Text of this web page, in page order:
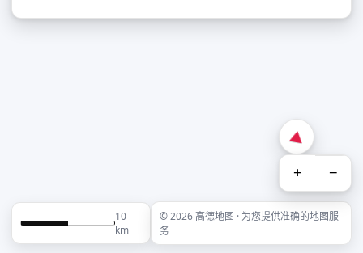
+ −
10
km
© 2026 高德地图 · 为您提供准确的地图服
务